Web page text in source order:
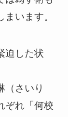
います。
迫した状
（さいり
ぞれ「何校